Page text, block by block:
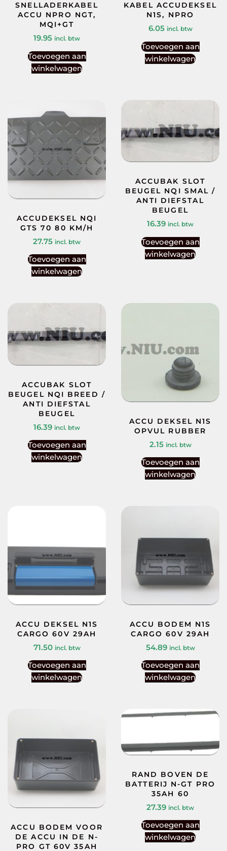
SNELLADERKABEL
ACCU NPRO NGT,
MQI+GT
19.95 incl. btw
Toevoegen aan
winkelwagen
KABEL ACCUDEKSEL
N1S, NPRO
6.05 incl. btw
Toevoegen aan
winkelwagen
ACCUDEKSEL NQI
GTS 70 80 KM/H
27.75 incl. btw
Toevoegen aan
winkelwagen
ACCUBAK SLOT
BEUGEL NQI SMAL /
ANTI DIEFSTAL
BEUGEL
16.39 incl. btw
Toevoegen aan
winkelwagen
ACCUBAK SLOT
BEUGEL NQI BREED /
ANTI DIEFSTAL
BEUGEL
16.39 incl. btw
Toevoegen aan
winkelwagen
ACCU DEKSEL N1S
OPVUL RUBBER
2.15 incl. btw
Toevoegen aan
winkelwagen
ACCU DEKSEL N1S
CARGO 60V 29AH
71.50 incl. btw
Toevoegen aan
winkelwagen
ACCU BODEM N1S
CARGO 60V 29AH
54.89 incl. btw
Toevoegen aan
winkelwagen
ACCU BODEM VOOR
DE ACCU IN DE N-
PRO GT 60V 35AH
RAND BOVEN DE
BATTERIJ N-GT PRO
35AH 60
27.39 incl. btw
Toevoegen aan
winkelwagen